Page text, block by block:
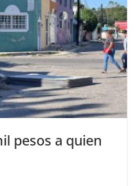
pesos a quien